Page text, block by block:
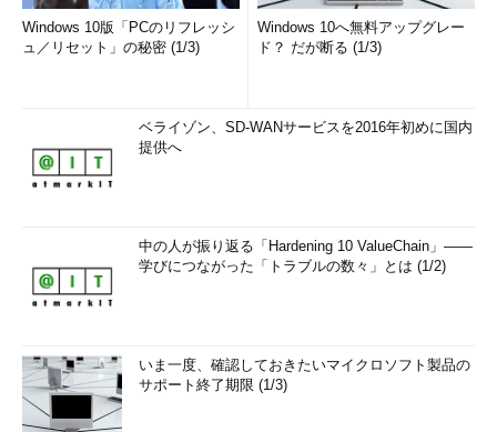
Windows 10版「PCのリフレッシ
ュ／リセット」の秘密 (1/3)
Windows 10へ無料アップグレー
ド？ だが断る (1/3)
ベライゾン、SD-WANサービスを2016年初めに国内
提供へ
中の人が振り返る「Hardening 10 ValueChain」――
学びにつながった「トラブルの数々」とは (1/2)
いま一度、確認しておきたいマイクロソフト製品の
サポート終了期限 (1/3)